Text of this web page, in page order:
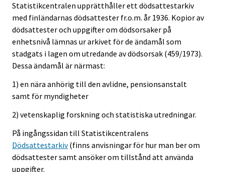
Statistikcentralen upprätthåller ett dödsattestarkiv
med finländarnas dödsattester fr.o.m. år 1936. Kopior av
dödsattester och uppgifter om dödsorsaker på
enhetsnivå lämnas ur arkivet för de ändamål som
stadgats i lagen om utredande av dödsorsak (459/1973).
Dessa ändamål är närmast:
1) en nära anhörig till den avlidne, pensionsanstalt
samt för myndigheter
2) vetenskaplig forskning och statistiska utredningar.
På ingångssidan till Statistikcentralens
Dödsattestarkiv(finns anvisningar för hur man ber om
dödsattester samt ansöker om tillstånd att använda
uppgifter.